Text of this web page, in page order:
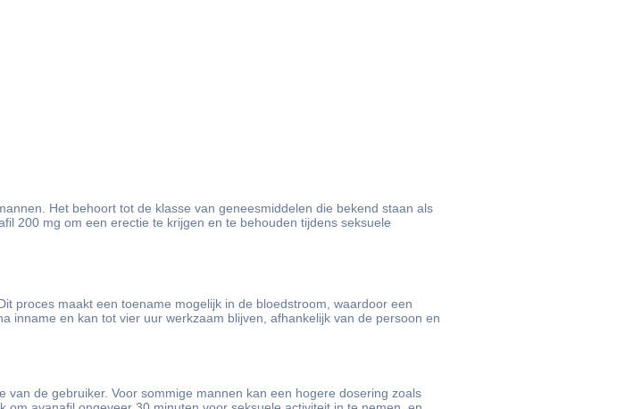
Het behoort tot de klasse van geneesmiddelen die bekend staan als
200 mg​ om een erectie te krijgen en te behouden tijdens seksuele
proces maakt een toename mogelijk in de bloedstroom, waardoor een
inname en kan tot vier uur werkzaam blijven, afhankelijk van de persoon en
de gebruiker. Voor sommige mannen kan een hogere dosering zoals